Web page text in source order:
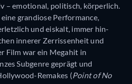
– emotional, politisch, körperlich.
grandiose Performance,
und eiskalt, immer hin-
innerer Zerrissenheit und
Film war ein Megahit in
Subgenre geprägt und
Remakes (Point of No